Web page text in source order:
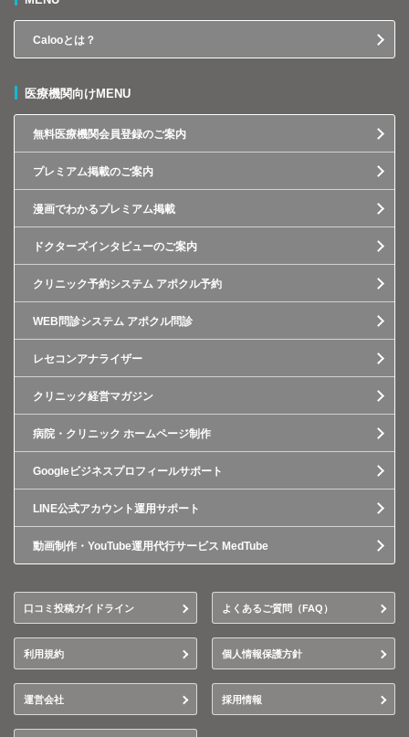
Calooとは？
医療機関向けMENU
無料医療機関会員登録のご案内
プレミアム掲載のご案内
漫画でわかるプレミアム掲載
ドクターズインタビューのご案内
クリニック予約システム アポクル予約
WEB問診システム アポクル問診
レセコンアナライザー
クリニック経営マガジン
病院・クリニック ホームページ制作
Googleビジネスプロフィールサポート
LINE公式アカウント運用サポート
動画制作・YouTube運用代行サービス MedTube
口コミ投稿ガイドライン よくあるご質問（FAQ）
利用規約 個人情報保護方針
運営会社 採用情報